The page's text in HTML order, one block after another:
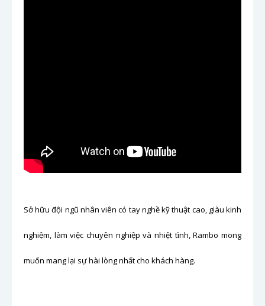
Sở hữu đội ngũ nhân viên có tay nghề kỹ thuật cao, giàu kinh
nghiệm, làm việc chuyên nghiệp và nhiệt tình, Rambo mong
muốn mang lại sự hài lòng nhất cho khách hàng.